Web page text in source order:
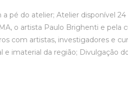
pé do atelier; Atelier disponível
o artista Paulo Brighenti e pela
com artistas, investigadores e
imaterial da região; Divulgação